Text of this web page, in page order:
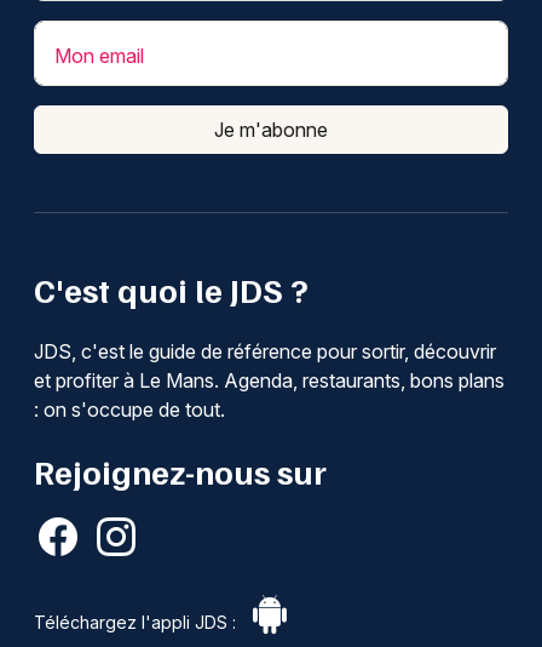
C'est quoi le JDS ?
JDS, c'est le guide de référence pour sortir, découvrir
et profiter à Le Mans. Agenda, restaurants, bons plans
: on s'occupe de tout.
Rejoignez-nous sur
Téléchargez l'appli JDS :
Mon email
Je m'abonne